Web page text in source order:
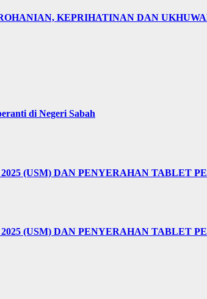
KEPRIHATINAN DAN
di Negeri Sabah
(USM) DAN PENYERAHAN TABLET
(USM) DAN PENYERAHAN TABLET